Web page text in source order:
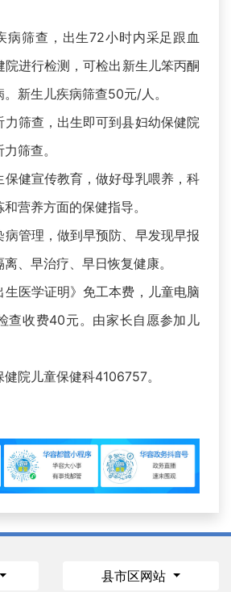
筛查，出生72小时内采足跟血
院进行检测，可检出新生儿笨丙酮
新生儿疾病筛查50元/人。
筛查，出生即可到县妇幼保健院
筛查。
健宣传教育，做好母乳喂养，科
营养方面的保健指导。
管理，做到早预防、早发现早报
、早治疗、早日恢复健康。
医学证明》免工本费，儿童电脑
查收费40元。由家长自愿参加儿
院儿童保健科4106757。
县市区网站